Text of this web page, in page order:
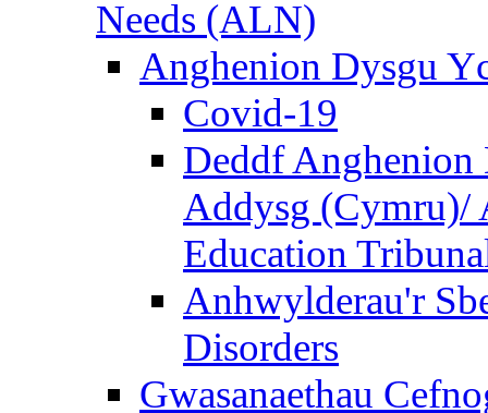
Needs (ALN)
Anghenion Dysgu
Covid-19
Deddf
Addysg (Cymru)/
Education
Anhwylderau'r
Disorders
Gwasanaethau